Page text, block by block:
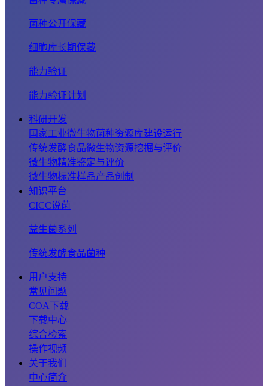
菌种公开保藏
细胞库长期保藏
能力验证
能力验证计划
科研开发
国家工业微生物菌种资源库建设运行
传统发酵食品微生物资源挖掘与评价
微生物精准鉴定与评价
微生物标准样品产品创制
知识平台
CICC说菌
益生菌系列
传统发酵食品菌种
用户支持
常见问题
COA下载
下载中心
综合检索
操作视频
关于我们
中心简介